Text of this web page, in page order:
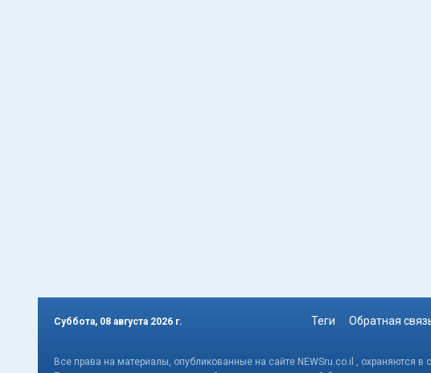
Суббота, 08 августа 2026 г. Теги Обратная
Все права на материалы, опубликованные на сайте NEWSru.co.il , охраняются